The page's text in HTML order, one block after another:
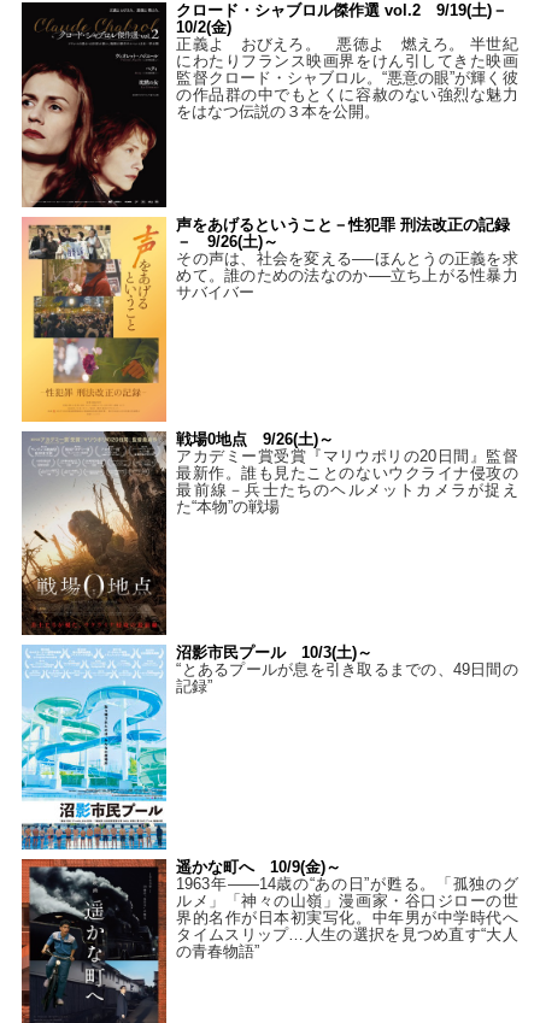
クロード・シャブロル傑作選 vol.2 9/19(土)－
10/2(金)
正義よ おびえろ。 悪徳よ 燃えろ。 半世紀
にわたりフランス映画界をけん引してきた映画
監督クロード・シャブロル。“悪意の眼”が輝く彼
の作品群の中でもとくに容赦のない強烈な魅力
をはなつ伝説の３本を公開。
声をあげるということ－性犯罪 刑法改正の記録
－ 9/26(土)～
その声は、社会を変える──ほんとうの正義を求
めて。誰のための法なのか──立ち上がる性暴力
サバイバー
戦場0地点 9/26(土)～
アカデミー賞受賞『マリウポリの20日間』監督
最新作。誰も見たことのないウクライナ侵攻の
最前線－兵士たちのヘルメットカメラが捉え
た“本物”の戦場
沼影市民プール 10/3(土)～
“とあるプールが息を引き取るまでの、49日間の
記録”
遥かな町へ 10/9(金)～
1963年――14歳の“あの日”が甦る。「孤独のグ
ルメ」「神々の山嶺」漫画家・谷口ジローの世
界的名作が日本初実写化。中年男が中学時代へ
タイムスリップ…人生の選択を見つめ直す“大人
の青春物語”